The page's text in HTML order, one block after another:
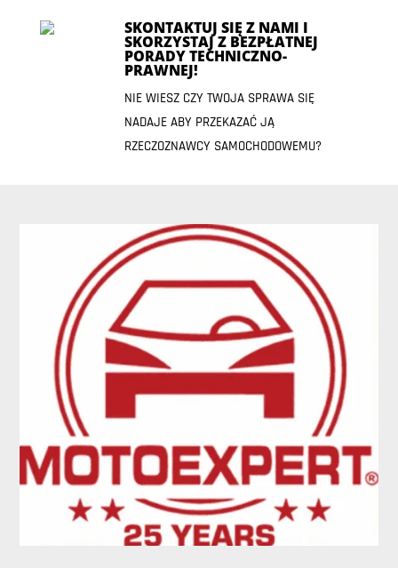
SKONTAKTUJ SIĘ Z NAMI I
SKORZYSTAJ Z BEZPŁATNEJ
PORADY TECHNICZNO-
PRAWNEJ!
NIE WIESZ CZY TWOJA SPRAWA SIĘ
NADAJE ABY PRZEKAZAĆ JĄ
RZECZOZNAWCY SAMOCHODOWEMU?